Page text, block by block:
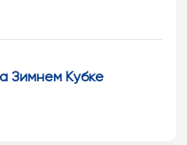
Зимнем Кубке